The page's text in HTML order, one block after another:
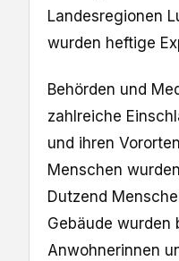
Landesregionen
wurden heftige
Behörden und
zahlreiche
und ihren
Menschen
Dutzend
Gebäude wurden
Anwohnerinnen